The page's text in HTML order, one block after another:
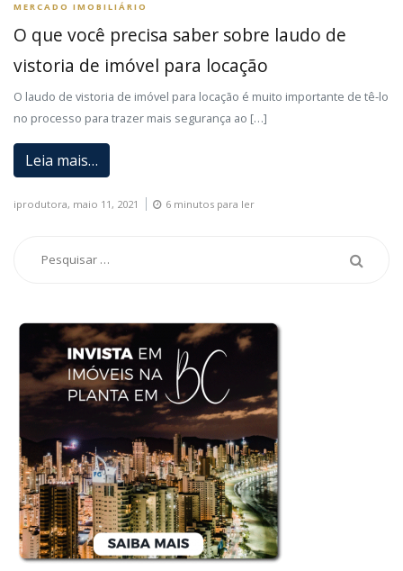
MERCADO IMOBILIÁRIO
O que você precisa saber sobre laudo de
vistoria de imóvel para locação
O laudo de vistoria de imóvel para locação é muito importante de tê-lo
no processo para trazer mais segurança ao […]
Leia mais…
iprodutora, maio 11, 2021 6 minutos para ler